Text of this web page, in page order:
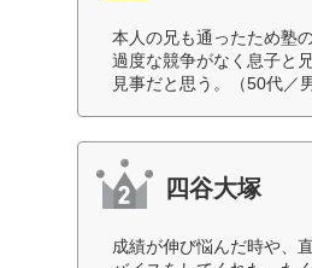
本人の兄も通ったため塾
過度な競争がなく息子と
見事だと思う。（50代／
四谷大塚
成績が伸び悩んだ時や、